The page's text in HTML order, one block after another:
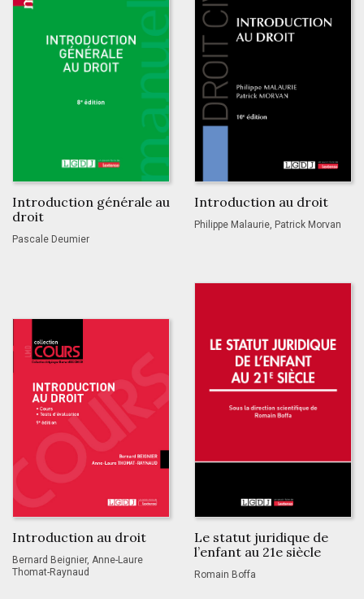
Introduction générale au
droit
Pascale Deumier
Introduction au droit
Philippe Malaurie, Patrick Morvan
Introduction au droit
Bernard Beignier, Anne-Laure
Thomat-Raynaud
Le statut juridique de
l’enfant au 21e siècle
Romain Boffa